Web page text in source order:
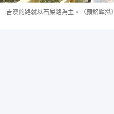
吉澳的路就以石屎路為主。（顏銘輝攝）